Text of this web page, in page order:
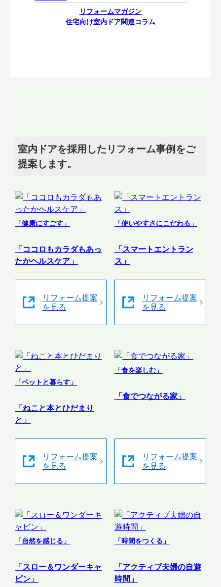
リフォームマガジン
住宅向け室内ドア関連コラム
室内ドアを採用したリフォーム事例をご
提案します。
「健康にすごす」
「ココロもカラダもあっ
たかヘルスケア」
リフォーム提案
を見る
「使いやすさにこだわる」
「スマートエントラン
ス」
リフォーム提案
を見る
「ペットと暮らす」
「ねこと本とひだまり
と」
リフォーム提案
を見る
「食を楽しむ」
「食でつながる家」
リフォーム提案
を見る
「自然を感じる」
「スロー＆ワンダーキャ
ビン」
「時間をつくる」
「アクティブ夫婦の自遊
時間」